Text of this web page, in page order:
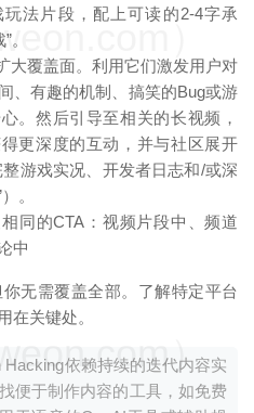
法片段，配上可读的2-4字承
。
大覆盖面。利用它们激发用户对
、有趣的机制、搞笑的Bug或游
。然后引导至相关的长视频，
更深度的互动，并与社区展开
整游戏实况、开发者日志和/或深
。
同的CTA：视频片段中、频道
中
无需覆盖全部。了解特定平台
在关键处。
依赖持续的迭代内容实
便于制作内容的工具，如免费
）
）